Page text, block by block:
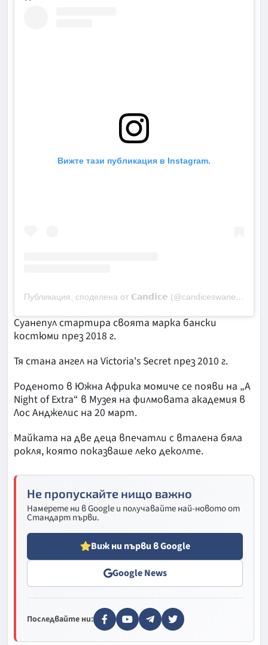
Вижте тази публикация в Instagram.
Публикация, споделена от 𝗖𝗮𝗻𝗱𝗶𝗰𝗲 (@candiceswanepoel)
Суанепул стартира своята марка бански
костюми през 2018 г.
Тя стана ангел на Victoria's Secret през 2010 г.
Роденото в Южна Африка момиче се появи на „A
Night of Extra“ в Музея на филмовата академия в
Лос Анджелис на 20 март.
Майката на две деца впечатли с вталена бяла
рокля, която показваше леко деколте.
Не пропускайте нищо важно
Намерете ни в Google и получавайте най-новото от
Стандарт първи.
Виж ни първи в Google
Google News
Последвайте ни: